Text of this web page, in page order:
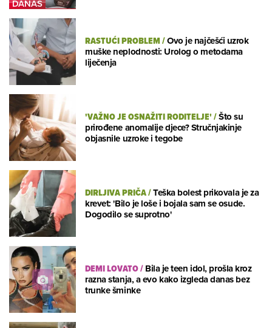
RASTUĆI PROBLEM/Ovo je najčešći uzrok
muške neplodnosti: Urolog o metodama
liječenja
'VAŽNO JE OSNAŽITI RODITELJE'/Što su
prirođene anomalije djece? Stručnjakinje
objasnile uzroke i tegobe
DIRLJIVA PRIČA/Teška bolest prikovala je za
krevet: 'Bilo je loše i bojala sam se osude.
Dogodilo se suprotno'
DEMI LOVATO/Bila je teen idol, prošla kroz
razna stanja, a evo kako izgleda danas bez
trunke šminke